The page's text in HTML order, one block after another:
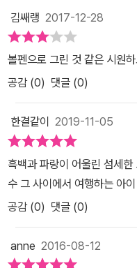
김쌔랭 2017-12-28
볼펜으로 그린 것 같은 시원
공감 (0) 댓글 (0)
한결같이 2019-11-05
흑백과 파랑이 어울린 섬세
수 그 사이에서 여행하는 아
공감 (0) 댓글 (0)
anne 2016-08-12